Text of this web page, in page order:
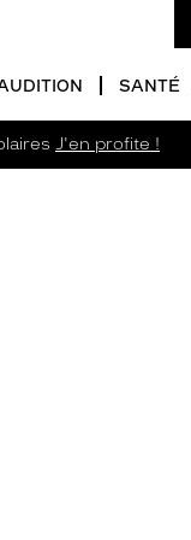
SANTÉ
J'en profite !